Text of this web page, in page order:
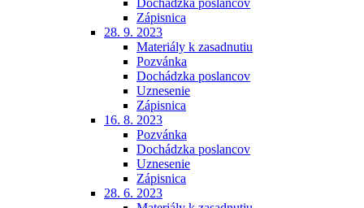
Dochádzka poslancov
Zápisnica
28. 9. 2023
Materiály k zasadnutiu
Pozvánka
Dochádzka poslancov
Uznesenie
Zápisnica
16. 8. 2023
Pozvánka
Dochádzka poslancov
Uznesenie
Zápisnica
28. 6. 2023